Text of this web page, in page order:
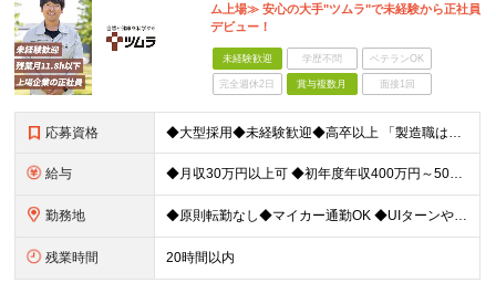
ム上場≫ 安心の大手"ツムラ"で未経験から正社員
デビュー！
未経験歓迎 学歴不問 ベテランOK
完全週休2日 賞与複数月 面接1回
応募資格 ◆大型採用◆未経験歓迎◆高卒以上 「製造職は初めて…」という方でも大丈夫。 イチから丁寧にお教えしますのでご安心ください。 ＼こんなアナタにピッタリ／ ◎「人の健康に貢献したい」という想いがある
給与 ◆月収30万円以上可 ◆初年度年収400万円～500万円想定 月給21万7,080円～22万7,810円＋各種手当＋賞与年2回 ★「手当」や「賞与」が手厚いため、1年目未経験でも年収400万円以上
勤務地 ◆原則転勤なし◆マイカー通勤OK ◆UIターンや移住転職歓迎。Web面接実施中 ＜茨城工場＞ 茨城県稲敷郡阿見町吉原3586 ┗クリーンで働きやすいのが魅力です。 ★豊かな自然と便利な生活環境が調
残業時間 20時間以内